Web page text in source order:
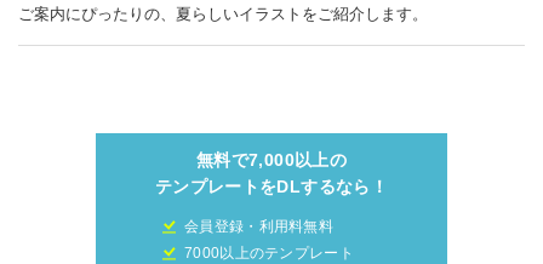
ご案内にぴったりの、夏らしいイラストをご紹介します。
無料で7,000以上の
テンプレートをDLするなら！
会員登録・利用料無料
7000以上のテンプレート